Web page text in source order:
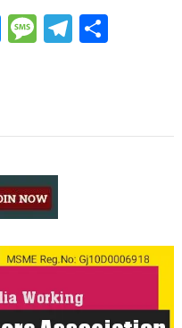
M
es
g
er
M
es
e
Te
le
m